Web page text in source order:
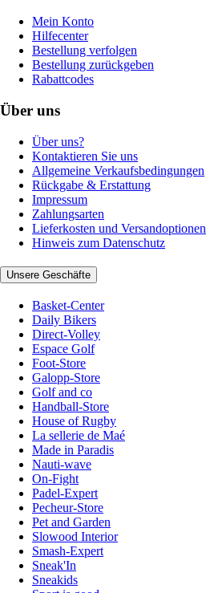
Mein Konto
Hilfecenter
Bestellung verfolgen
Bestellung zurückgeben
Rabattcodes
Über uns
Über uns?
Kontaktieren Sie uns
Allgemeine Verkaufsbedingungen
Rückgabe & Erstattung
Impressum
Zahlungsarten
Lieferkosten und Versandoptionen
Hinweis zum Datenschutz
Unsere Geschäfte
Basket-Center
Daily Bikers
Direct-Volley
Espace Golf
Foot-Store
Galopp-Store
Golf and co
Handball-Store
House of Rugby
La sellerie de Maé
Made in Paradis
Nauti-wave
On-Fight
Padel-Expert
Pecheur-Store
Pet and Garden
Slowood Interior
Smash-Expert
Sneak'In
Sneakids